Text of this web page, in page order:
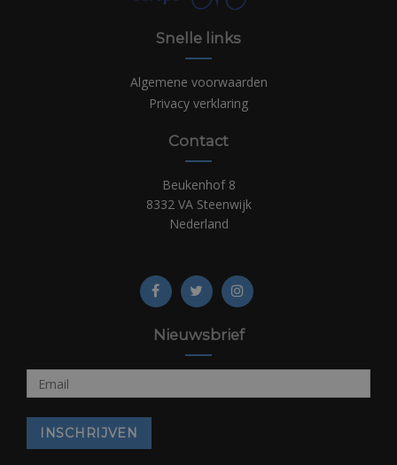
Snelle links
Algemene voorwaarden
Privacy verklaring
Contact
Beukenhof 8
8332 VA Steenwijk
Nederland
Nieuwsbrief